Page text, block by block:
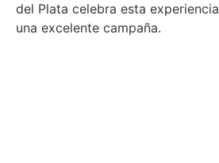
del Plata celebra esta
una excelente campaña.